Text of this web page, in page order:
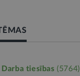
Darba tiesības (5764)